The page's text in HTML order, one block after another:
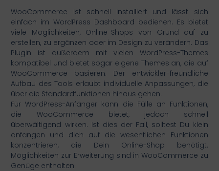
WooCommerce ist schnell installiert und lässt sich
einfach im WordPress Dashboard bedienen. Es bietet
viele Möglichkeiten, Online-Shops von Grund auf zu
erstellen, zu ergänzen oder im Design zu verändern. Das
Plugin ist außerdem mit vielen WordPress-Themes
kompatibel und bietet sogar eigene Themes an, die auf
WooCommerce basieren. Der entwickler-freundliche
Aufbau des Tools erlaubt individuelle Anpassungen, die
über die Standardfunktionen hinaus gehen.
Für WordPress-Anfänger kann die Fülle an Funktionen,
die WooCommerce bietet, jedoch schnell
überwältigend wirken. Ist dies der Fall, solltest Du klein
anfangen und dich auf die wesentlichen Funktionen
konzentrieren, die Dein Online-Shop benötigt.
Möglichkeiten zur Erweiterung sind in WooCommerce zu
Genüge enthalten.